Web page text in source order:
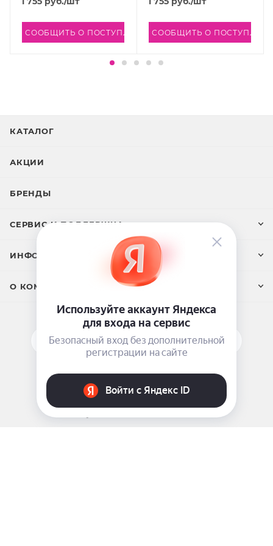
СООБЩИТЬ О ПОСТУПЛЕНИИСООБЩИТЬ О
КАТАЛОГ
АКЦИИ
БРЕНДЫ
СЕРВИС И ПОДДЕРЖКА
ИНФОРМАЦИЯ
О КОМПАНИИ
ПОДПИСАТЬСЯ НА РАССЫЛКУ
ЗАДАТЬ ВОПРОС